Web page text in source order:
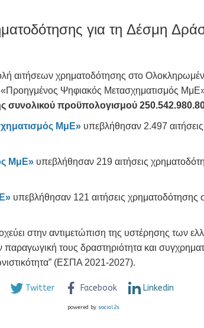
για τη Δέσμη
αιτήσεων χρηματοδότησης στο
Ψηφιακός Μετασχηματισμός
συνολικού προϋπολογισμού
ΜμΕ» υπεβλήθησαν 2.497
ΜμΕ» υπεβλήθησαν 219 αιτήσεις
υπεβλήθησαν 121 αιτήσεις
στην αντιμετώπιση της υστέρησης των
τους δραστηριότητα και
(ΕΣΠΑ 2021-2027).
Twitter Facebook Linkedin
powered by social2s